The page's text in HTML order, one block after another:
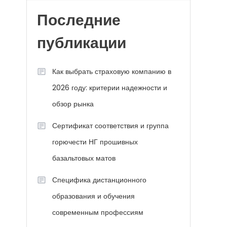
Последние
публикации
Как выбрать страховую компанию в
2026 году: критерии надежности и
обзор рынка
Сертификат соответствия и группа
горючести НГ прошивных
базальтовых матов
Специфика дистанционного
образования и обучения
современным профессиям